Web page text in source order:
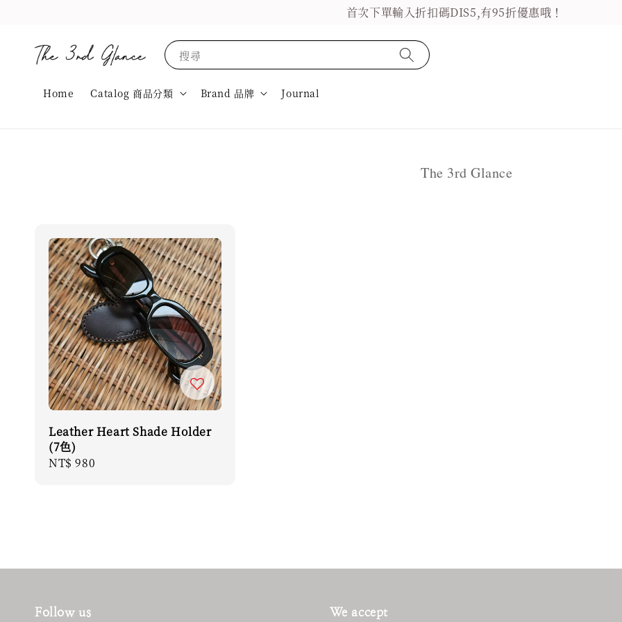
首次下單輸入折扣碼DIS5,有95折優惠哦！
搜尋
Home Catalog 商品分類 Brand 品牌 Journal
The 3rd Glance
Leather Heart Shade Holder
(7色)
Regular
NT$ 980
Follow us We accept